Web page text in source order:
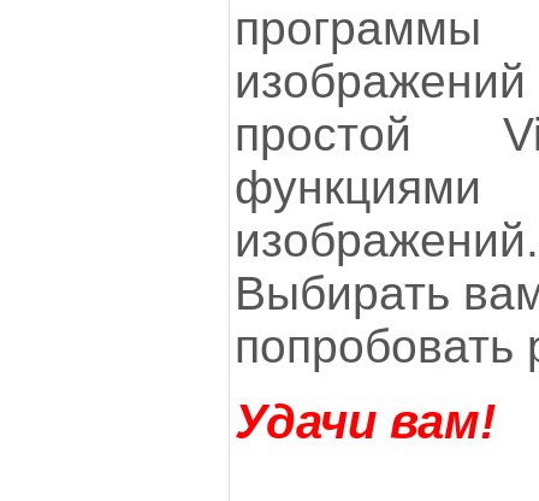
простой
функциями
Выбирать
Удачи вам!